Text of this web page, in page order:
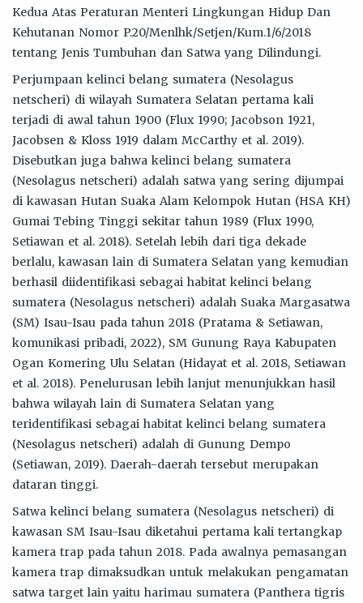
Kedua Atas Peraturan Menteri Lingkungan Hidup Dan
Kehutanan Nomor P.20/Menlhk/Setjen/Kum.1/6/2018
tentang Jenis Tumbuhan dan Satwa yang Dilindungi.
Perjumpaan kelinci belang sumatera (Nesolagus
netscheri) di wilayah Sumatera Selatan pertama kali
terjadi di awal tahun 1900 (Flux 1990; Jacobson 1921,
Jacobsen & Kloss 1919 dalam McCarthy et al. 2019).
Disebutkan juga bahwa kelinci belang sumatera
(Nesolagus netscheri) adalah satwa yang sering dijumpai
di kawasan Hutan Suaka Alam Kelompok Hutan (HSA KH)
Gumai Tebing Tinggi sekitar tahun 1989 (Flux 1990,
Setiawan et al. 2018). Setelah lebih dari tiga dekade
berlalu, kawasan lain di Sumatera Selatan yang kemudian
berhasil diidentifikasi sebagai habitat kelinci belang
sumatera (Nesolagus netscheri) adalah Suaka Margasatwa
(SM) Isau-Isau pada tahun 2018 (Pratama & Setiawan,
komunikasi pribadi, 2022), SM Gunung Raya Kabupaten
Ogan Komering Ulu Selatan (Hidayat et al. 2018, Setiawan
et al. 2018). Penelurusan lebih lanjut menunjukkan hasil
bahwa wilayah lain di Sumatera Selatan yang
teridentifikasi sebagai habitat kelinci belang sumatera
(Nesolagus netscheri) adalah di Gunung Dempo
(Setiawan, 2019). Daerah-daerah tersebut merupakan
dataran tinggi.
Satwa kelinci belang sumatera (Nesolagus netscheri) di
kawasan SM Isau-Isau diketahui pertama kali tertangkap
kamera trap pada tahun 2018. Pada awalnya pemasangan
kamera trap dimaksudkan untuk melakukan pengamatan
satwa target lain yaitu harimau sumatera (Panthera tigris